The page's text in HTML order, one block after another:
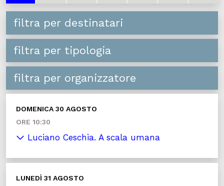
filtra per destinatari
filtra per tipologia
filtra per organizzatore
DOMENICA 30 AGOSTO
ORE 10:30
Luciano Ceschia. A scala umana
LUNEDÌ 31 AGOSTO